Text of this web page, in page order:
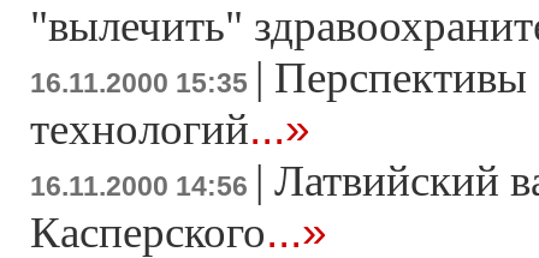
"вылечить"
16.11.2000 15:35 |
технологий...»
16.11.2000 14:56 | Латвийский
Касперского...»